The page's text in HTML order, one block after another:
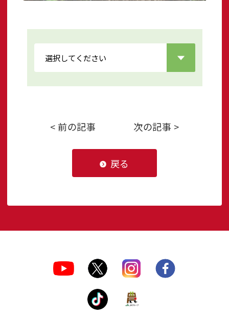
< 前の記事 次の記事 >
戻る